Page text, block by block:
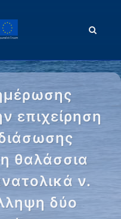
επιχείρηση
θαλάσσια
ν.
δύο